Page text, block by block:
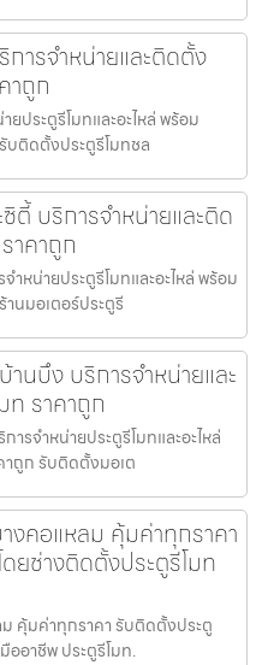
ารจำหน่ายและติดตั้ง
าถูก
ประตูรีโมทและอะไหล่ พร้อม
บติดตั้งประตูรีโมทชล
ตี้ บริการจำหน่ายและติด
าคาถูก
ำหน่ายประตูรีโมทและอะไหล่ พร้อม
นมอเตอร์ประตูรี
นบึง บริการจำหน่ายและ
ท ราคาถูก
รจำหน่ายประตูรีโมทและอะไหล่
ถูก รับติดตั้งมอเต
งคอแหลม คุ้มค่าทุกราคา
ยช่างติดตั้งประตูรีโมท
คุ้มค่าทุกราคา รับติดตั้งประตู
ออาชีพ ประตูรีโมท.